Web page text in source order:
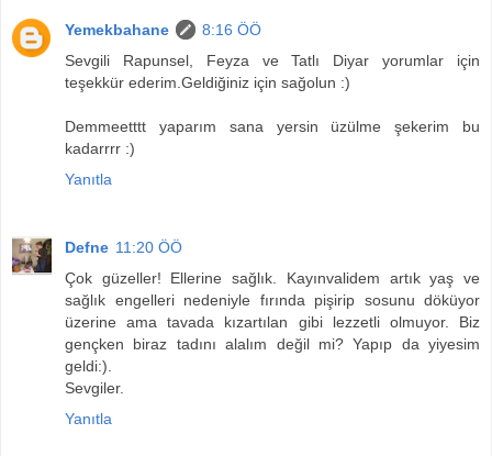
Yemekbahane
8:16 ÖÖ
Sevgili Rapunsel, Feyza ve Tatlı Diyar yorumlar için
teşekkür ederim.Geldiğiniz için sağolun :)
Demmeetttt yaparım sana yersin üzülme şekerim bu
kadarrrr :)
Yanıtla
Defne 11:20 ÖÖ
Çok güzeller! Ellerine sağlık. Kayınvalidem artık yaş ve
sağlık engelleri nedeniyle fırında pişirip sosunu döküyor
üzerine ama tavada kızartılan gibi lezzetli olmuyor. Biz
gençken biraz tadını alalım değil mi? Yapıp da yiyesim
geldi:).
Sevgiler.
Yanıtla